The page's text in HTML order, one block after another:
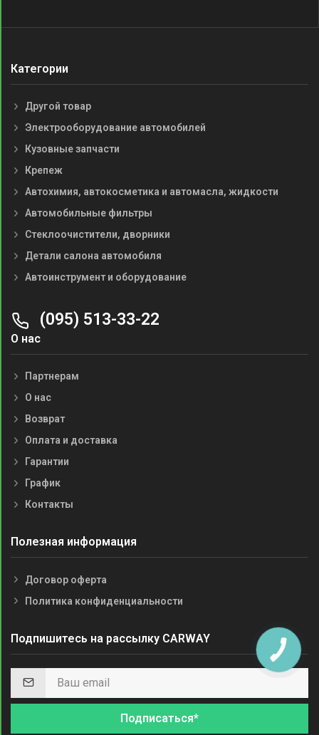
Категории
Другой товар
Электрооборудование автомобилей
Кузовные запчасти
Крепеж
Автохимия, автокосметика и автомасла, жидкости
Автомобильные фильтры
Стеклоочистители, дворники
Детали салона автомобиля
Автоинструмент и оборудование
(095) 513-33-22
О нас
Партнерам
О нас
Возврат
Оплата и доставка
Гарантии
График
Контакты
Полезная информация
Договор оферта
Политика конфиденциальности
Подпишитесь на рассылку CARWAY
Подписаться*